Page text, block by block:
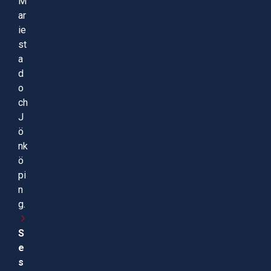
ar
ie
st
a
d
o
ch
J
ö
nk
ö
pi
n
g.
S
e
s